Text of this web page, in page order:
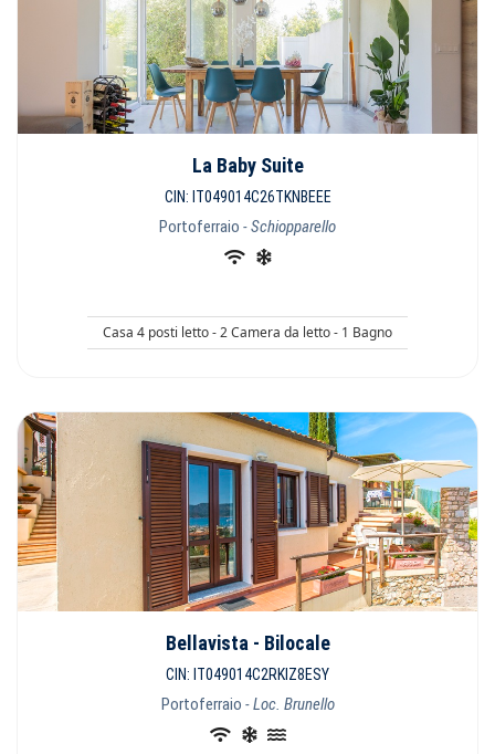
La Baby Suite
CIN: IT049014C26TKNBEEE
Portoferraio - Schiopparello
Casa 4 posti letto - 2 Camera da letto - 1 Bagno
Bellavista - Bilocale
CIN: IT049014C2RKIZ8ESY
Portoferraio - Loc. Brunello